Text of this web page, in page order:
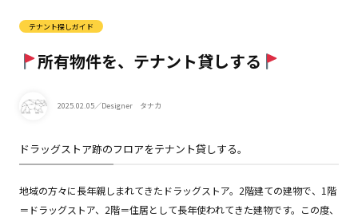
テナント探しガイド
所有物件を、テナント貸しする
2025.02.05／Designer タナカ
ドラッグストア跡のフロアをテナント貸しする。
地域の方々に長年親しまれてきたドラッグストア。2階建ての建物で、1階
＝ドラッグストア、2階＝住居として長年使われてきた建物です。この度、